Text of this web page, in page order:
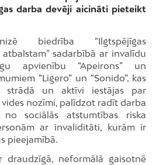
darba devēji aicināti pieteikt
biedrība “Ilgtspējīgas
sadarbībā ar invalīdu
apvienību “Apeirons” un
“Ligero” un “Sonido”, kas
strādā un aktīvi iestājas par
nozīmi, palīdzot radīt darba
no sociālās atstumtības riska
ar invaliditāti, kurām ir
pieejamībā.
draudzīgā, neformālā gaisotnē